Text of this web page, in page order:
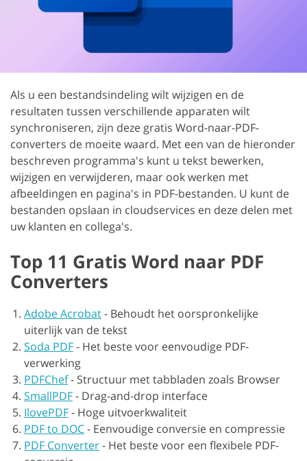
Als u een bestandsindeling wilt wijzigen en de
resultaten tussen verschillende apparaten wilt
synchroniseren, zijn deze gratis Word-naar-PDF-
converters de moeite waard. Met een van de hieronder
beschreven programma's kunt u tekst bewerken,
wijzigen en verwijderen, maar ook werken met
afbeeldingen en pagina's in PDF-bestanden. U kunt de
bestanden opslaan in cloudservices en deze delen met
uw klanten en collega's.
Top 11 Gratis Word naar PDF
Converters
Adobe Acrobat- Behoudt het oorspronkelijke
uiterlijk van de tekst
Soda PDF- Het beste voor eenvoudige PDF-
verwerking
PDFChef- Structuur met tabbladen zoals Browser
SmallPDF- Drag-and-drop interface
IlovePDF- Hoge uitvoerkwaliteit
PDF to DOC- Eenvoudige conversie en compressie
PDF Converter- Het beste voor een flexibele PDF-